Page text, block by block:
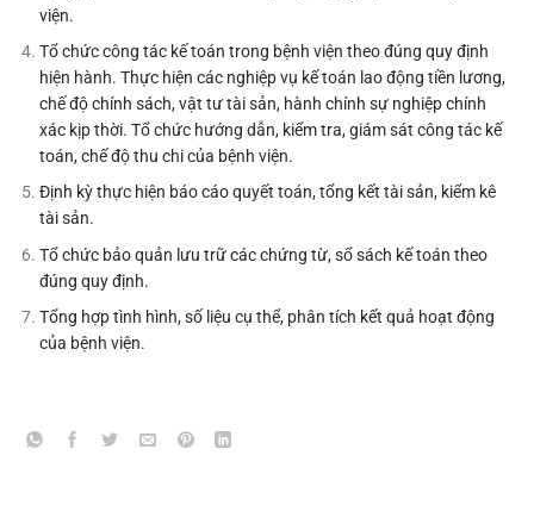
viện.
Tổ chức công tác kế toán trong bệnh viện theo đúng quy định
hiện hành. Thực hiện các nghiệp vụ kế toán lao động tiền lương,
chế độ chính sách, vật tư tài sản, hành chính sự nghiệp chính
xác kịp thời. Tổ chức hướng dẫn, kiểm tra, giám sát công tác kế
toán, chế độ thu chi của bệnh viện.
Định kỳ thực hiện báo cáo quyết toán, tổng kết tài sản, kiểm kê
tài sản.
Tổ chức bảo quản lưu trữ các chứng từ, sổ sách kế toán theo
đúng quy định.
Tổng hợp tình hình, số liệu cụ thể, phân tích kết quả hoạt động
của bệnh viện.